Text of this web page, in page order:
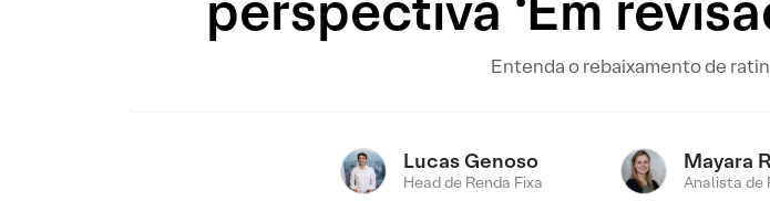
Entenda o rebaixamento de
Lucas Genoso
Head de Renda Fixa
Mayara
Analista de